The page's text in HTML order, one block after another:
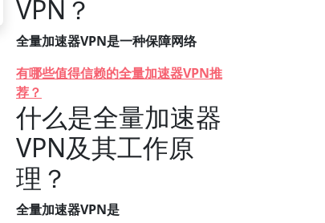
VPN？
全量加速器VPN是一种保障网络
有哪些值得信赖的全量加速器VPN推
荐？
什么是全量加速器
VPN及其工作原
理？
全量加速器VPN是